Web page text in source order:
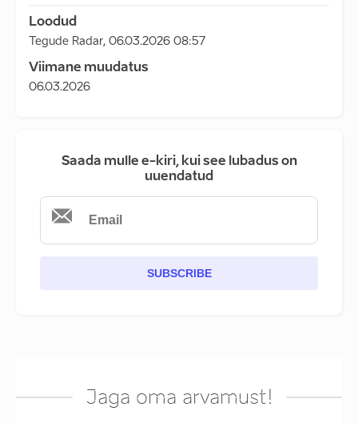
Loodud
Tegude Radar, 06.03.2026 08:57
Viimane muudatus
06.03.2026
Saada mulle e-kiri, kui see lubadus on
uuendatud
SUBSCRIBE
Jaga oma arvamust!